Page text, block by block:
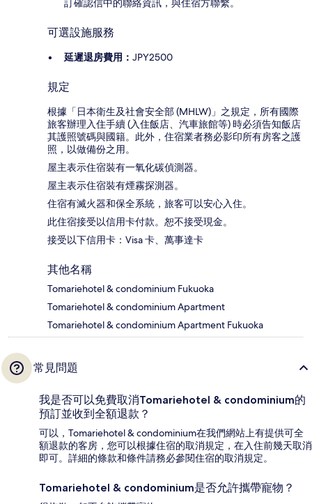
訂確認信中的聯絡資訊，與住宿方聯繫。
可選設施服務
延遲退房費用： JPY2500
規定
根據「日本衛生及社會安全部 (MHLW)」之規定，所有國際
旅客辦理入住手續 (入住飯店、汽車旅館等) 時必須告知飯店
其護照號碼與國籍。此外，住宿業者務必影印所有房客之護
照，以做備份之用。
屋主表示住宿裝有一氧化碳偵測器。
屋主表示住宿裝有煙霧探測器。
住宿有滅火器和保全系統，旅客可以安心入住。
此住宿接受以信用卡付款。恕不接受現金。
接受以下信用卡：Visa 卡、萬事達卡
其他名稱
Tomariehotel & condominium Fukuoka
Tomariehotel & condominium Apartment
Tomariehotel & condominium Apartment Fukuoka
常見問題
我是否可以免費取消Tomariehotel & condominium的
預訂並收到全額退款？
可以，Tomariehotel & condominium在我們網站上有提供可全
額退款的客房，您可以根據住宿的取消規定，在入住前幾天取消
即可。詳細的條款和條件請務必參閱住宿的取消規定。
Tomariehotel & condominium是否允許攜帶寵物？